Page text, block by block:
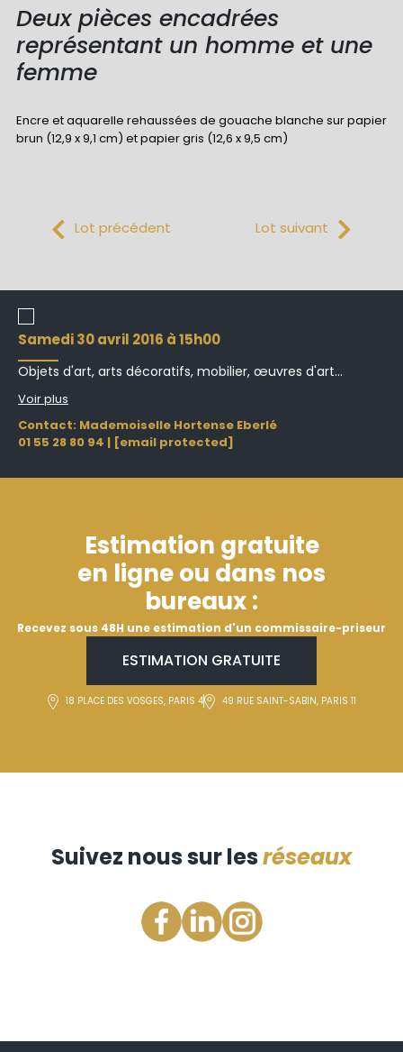
Deux pièces encadrées
représentant un homme et une
femme
Encre et aquarelle rehaussées de gouache blanche sur papier
brun (12,9 x 9,1 cm) et papier gris (12,6 x 9,5 cm)
Lot précédent Lot suivant
samedi 30 avril 2016 à 15h00
Objets d'art, arts décoratifs, mobilier, œuvres d'art...
Voir plus
Contact: Mademoiselle Hortense Eberlé
01 55 28 80 94 | [email protected]
Estimation gratuite
en ligne ou dans nos
bureaux :
Recevez sous 48H une estimation d'un commissaire-priseur
ESTIMATION GRATUITE
18 PLACE DES VOSGES, PARIS 4 49 RUE SAINT-SABIN, PARIS 11
Suivez nous sur lesréseaux